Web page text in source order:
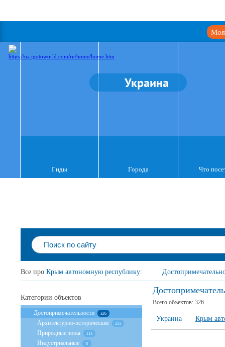
Моя
Украина
Гиды Города Что
Все про Крым автономную республику:
Всего объектов: 326
Украина Крым
Категории объектов
Достопримечательности 326
Архитектурно-исторические 211
Природные зоны 113
Индустриальные 8